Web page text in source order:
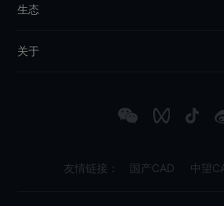
生态
关于
友情链接： 国产CAD 中望